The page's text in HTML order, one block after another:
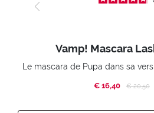
Vamp! Mascara
€ 16,40 Price
€ 20,50